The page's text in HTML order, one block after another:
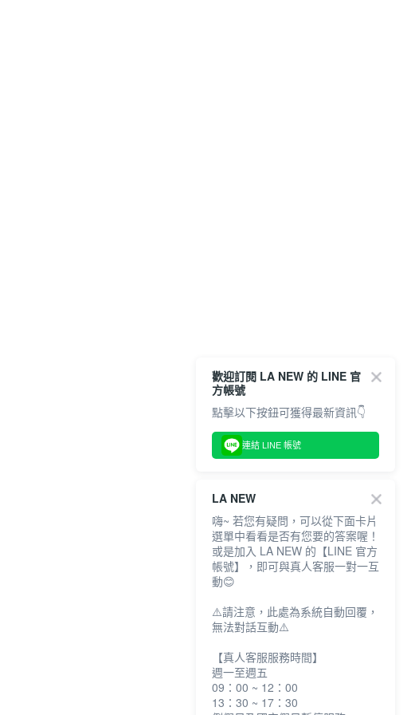
歡迎訂閱 LA NEW 的 LINE 官
方帳號
點擊以下按鈕可獲得最新資訊👇
連結 LINE 帳號
LA NEW
嗨~ 若您有疑問，可以從下面卡片
選單中看看是否有您要的答案喔！
或是加入 LA NEW 的【LINE 官方
帳號】，即可與真人客服一對一互
動😊
⚠️請注意，此處為系統自動回覆，
無法對話互動⚠️
【真人客服服務時間】
週一至週五
09：00 ~ 12：00
13：30 ~ 17：30